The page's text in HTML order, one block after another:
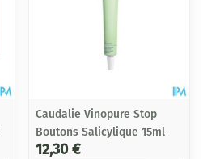
Caudalie Vinopure Stop
Boutons Salicylique 15ml
12,30 €